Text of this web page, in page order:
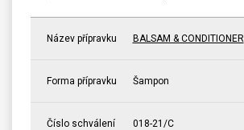
Název přípravku BALSAM & CONDITIONER
Forma přípravku Šampon
Číslo schválení 018-21/C